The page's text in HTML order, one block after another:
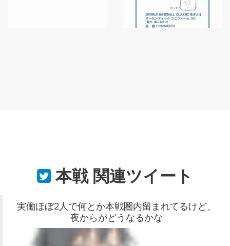
本戦関連ツイート
実働ほぼ2人で何とか本戦圏内留まれてるけど、
夜からがどうなるかな